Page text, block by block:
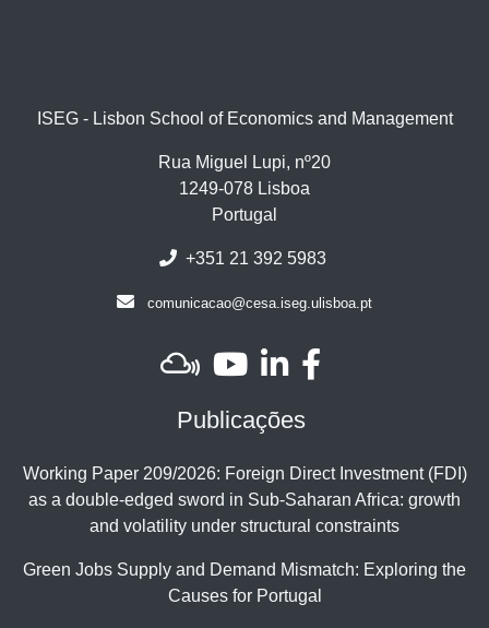
ISEG - Lisbon School of Economics and Management
Rua Miguel Lupi, nº20
1249-078 Lisboa
Portugal
+351 21 392 5983
comunicacao@cesa.iseg.ulisboa.pt
Publicações
Working Paper 209/2026: Foreign Direct Investment (FDI)
as a double-edged sword in Sub-Saharan Africa: growth
and volatility under structural constraints
Green Jobs Supply and Demand Mismatch: Exploring the
Causes for Portugal